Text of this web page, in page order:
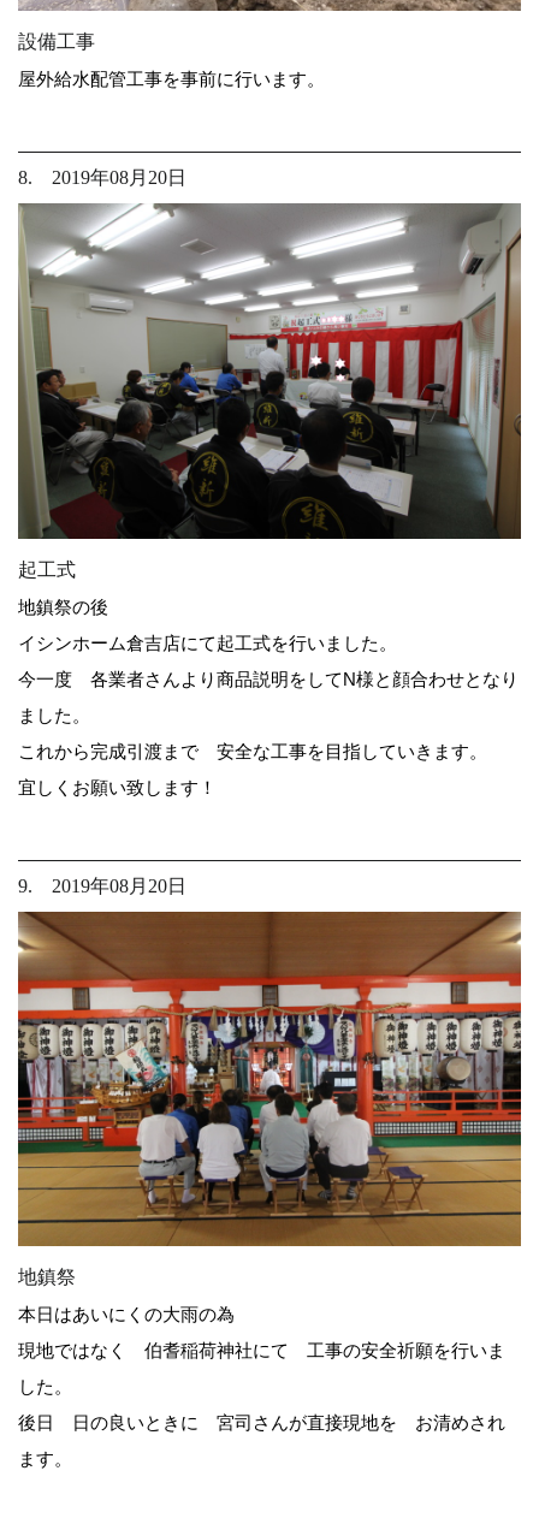
設備工事
屋外給水配管工事を事前に行います。
8. 2019年08月20日
起工式
地鎮祭の後
イシンホーム倉吉店にて起工式を行いました。
今一度 各業者さんより商品説明をしてN様と顔合わせとなり
ました。
これから完成引渡まで 安全な工事を目指していきます。
宜しくお願い致します！
9. 2019年08月20日
地鎮祭
本日はあいにくの大雨の為
現地ではなく 伯耆稲荷神社にて 工事の安全祈願を行いま
した。
後日 日の良いときに 宮司さんが直接現地を お清めされ
ます。